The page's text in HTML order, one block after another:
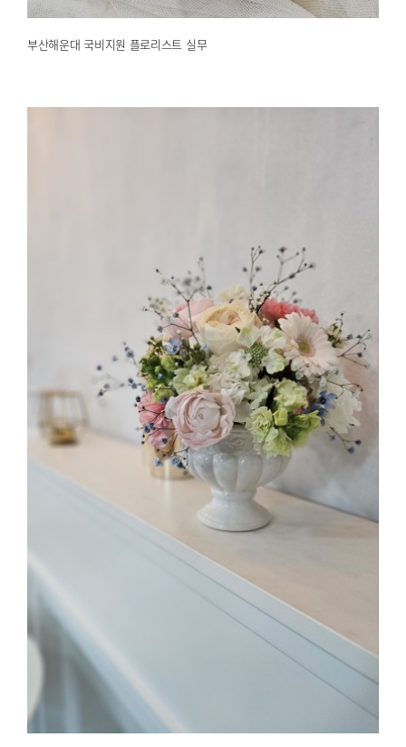
부산해운대 국비지원 플로리스트 실무
해운대한국문화센터 플라워클래스
2025.03.24